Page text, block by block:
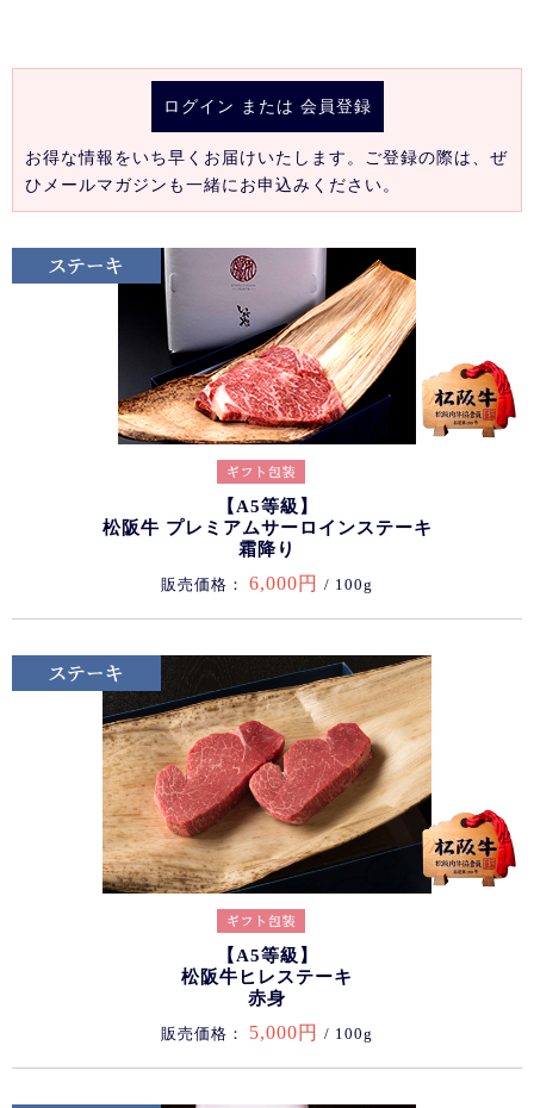
ログイン または 会員登録
お得な情報をいち早くお届けいたします。ご登録の際は、ぜ
ひメールマガジンも一緒にお申込みください。
【A5等級】
松阪牛 プレミアムサーロインステーキ
霜降り
販売価格： 6,000円 / 100g
【A5等級】
松阪牛ヒレステーキ
赤身
販売価格： 5,000円 / 100g